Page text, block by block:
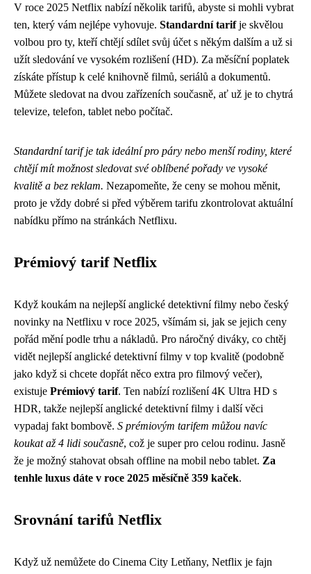
V roce 2025 Netflix nabízí několik tarifů, abyste si mohli vybrat
ten, který vám nejlépe vyhovuje. Standardní tarifje skvělou
volbou pro ty, kteří chtějí sdílet svůj účet s někým dalším a už si
užít sledování ve vysokém rozlišení (HD). Za měsíční poplatek
získáte přístup k celé knihovně filmů, seriálů a dokumentů.
Můžete sledovat na dvou zařízeních současně, ať už je to chytrá
televize, telefon, tablet nebo počítač.
Standardní tarif je tak ideální pro páry nebo menší rodiny, které
chtějí mít možnost sledovat své oblíbené pořady ve vysoké
kvalitě a bez reklam. Nezapomeňte, že ceny se mohou měnit,
proto je vždy dobré si před výběrem tarifu zkontrolovat aktuální
nabídku přímo na stránkách Netflixu.
Prémiový tarif Netflix
Když koukám na nejlepší anglické detektivní filmy nebo český
novinky na Netflixu v roce 2025, všímám si, jak se jejich ceny
pořád mění podle trhu a nákladů. Pro náročný diváky, co chtěj
vidět nejlepší anglické detektivní filmy v top kvalitě (podobně
jako když si chcete dopřát něco extra pro filmový večer),
existuje Prémiový tarif. Ten nabízí rozlišení 4K Ultra HD s
HDR, takže nejlepší anglické detektivní filmy i další věci
vypadaj fakt bombově. S prémiovým tarifem můžou navíc
koukat až 4 lidi současně, což je super pro celou rodinu. Jasně
že je možný stahovat obsah offline na mobil nebo tablet. Za
tenhle luxus dáte v roce 2025 měsíčně 359 kaček.
Srovnání tarifů Netflix
Když už nemůžete do Cinema City Letňany, Netflix je fajn